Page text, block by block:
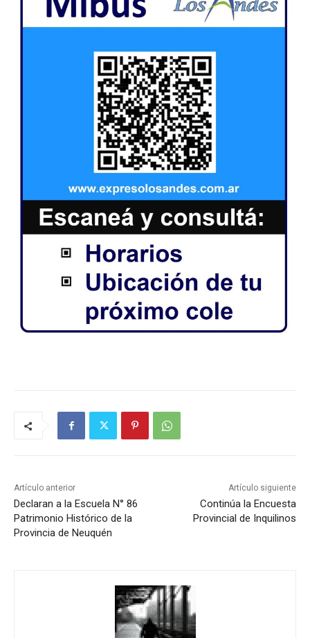
Artículo anterior
Declaran a la Escuela N° 86
Patrimonio Histórico de la
Provincia de Neuquén
Artículo siguiente
Continúa la Encuesta
Provincial de Inquilinos